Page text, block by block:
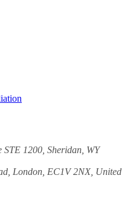
STE 1200, Sheridan, WY
London, EC1V 2NX, United